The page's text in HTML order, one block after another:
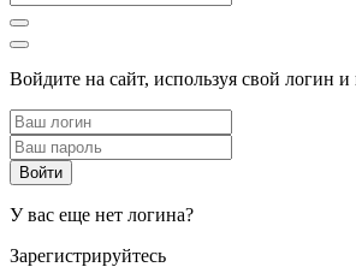
Войдите на сайт, используя свой логин и
У вас еще нет логина?
Зарегистрируйтесь